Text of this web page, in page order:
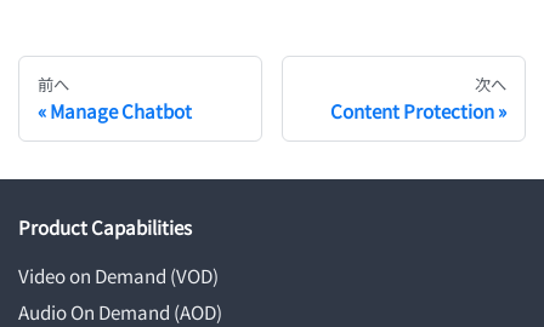
前へ
Manage Chatbot
次へ
Content Protection
Product Capabilities
Video on Demand (VOD)
Audio On Demand (AOD)